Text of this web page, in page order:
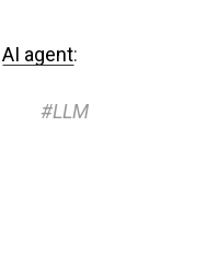
AI agent:
LLM